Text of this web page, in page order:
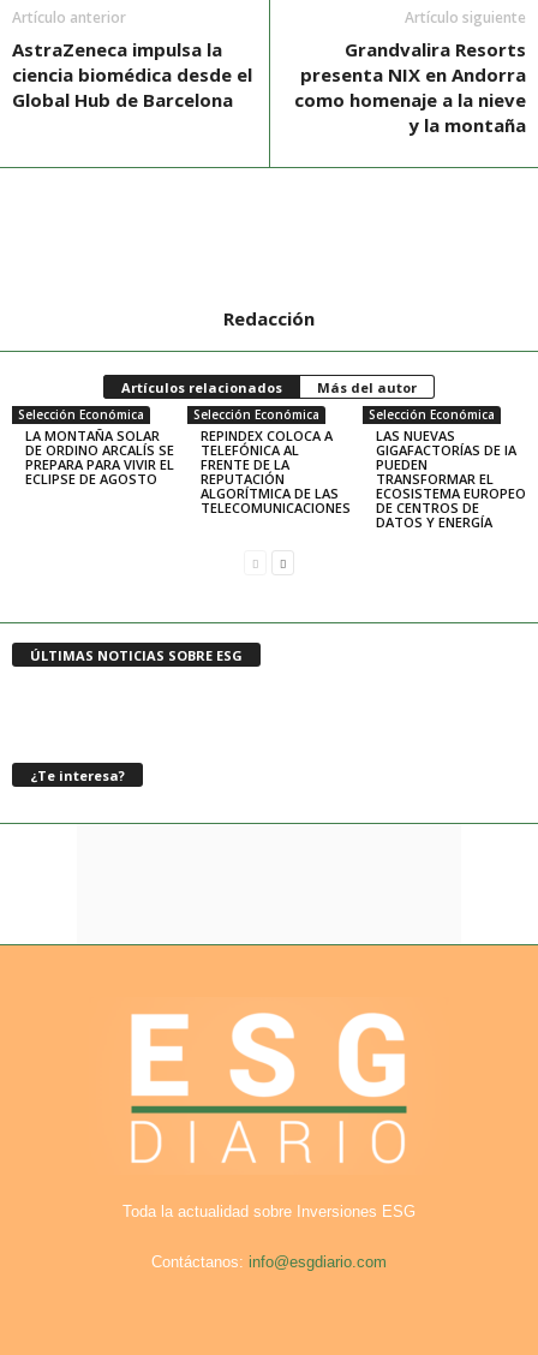
Artículo anterior
AstraZeneca impulsa la
ciencia biomédica desde el
Global Hub de Barcelona
Artículo siguiente
Grandvalira Resorts
presenta NIX en Andorra
como homenaje a la nieve
y la montaña
Redacción
Artículos relacionados Más del autor
Selección Económica
LA MONTAÑA SOLAR
DE ORDINO ARCALÍS SE
PREPARA PARA VIVIR EL
ECLIPSE DE AGOSTO
Selección Económica
REPINDEX COLOCA A
TELEFÓNICA AL
FRENTE DE LA
REPUTACIÓN
ALGORÍTMICA DE LAS
TELECOMUNICACIONES
Selección Económica
LAS NUEVAS
GIGAFACTORÍAS DE IA
PUEDEN
TRANSFORMAR EL
ECOSISTEMA EUROPEO
DE CENTROS DE
DATOS Y ENERGÍA
ÚLTIMAS NOTICIAS SOBRE ESG
¿Te interesa?
Toda la actualidad sobre Inversiones ESG
Contáctanos: info@esgdiario.com